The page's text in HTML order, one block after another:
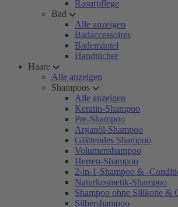
Rasurpflege
Bad
Alle anzeigen
Badaccessoires
Bademäntel
Handtücher
Haare
Alle anzeigen
Shampoos
Alle anzeigen
Keratin-Shampoo
Pre-Shampoo
Arganöl-Shampoo
Glättendes Shampoo
Volumenshampoo
Herren-Shampoo
2-in-1-Shampoo & -
Naturkosmetik-Shampoo
Shampoo ohne Silikone &
Silbershampoo